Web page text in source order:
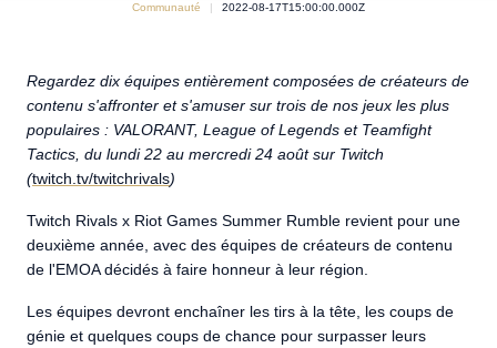
Communauté 2022-08-17T15:00:00.000Z
Regardez dix équipes entièrement composées de créateurs de
contenu s'affronter et s'amuser sur trois de nos jeux les plus
populaires : VALORANT, League of Legends et Teamfight
Tactics, du lundi 22 au mercredi 24 août sur Twitch
(twitch.tv/twitchrivals)
Twitch Rivals x Riot Games Summer Rumble revient pour une
deuxième année, avec des équipes de créateurs de contenu
de l'EMOA décidés à faire honneur à leur région.
Les équipes devront enchaîner les tirs à la tête, les coups de
génie et quelques coups de chance pour surpasser leurs